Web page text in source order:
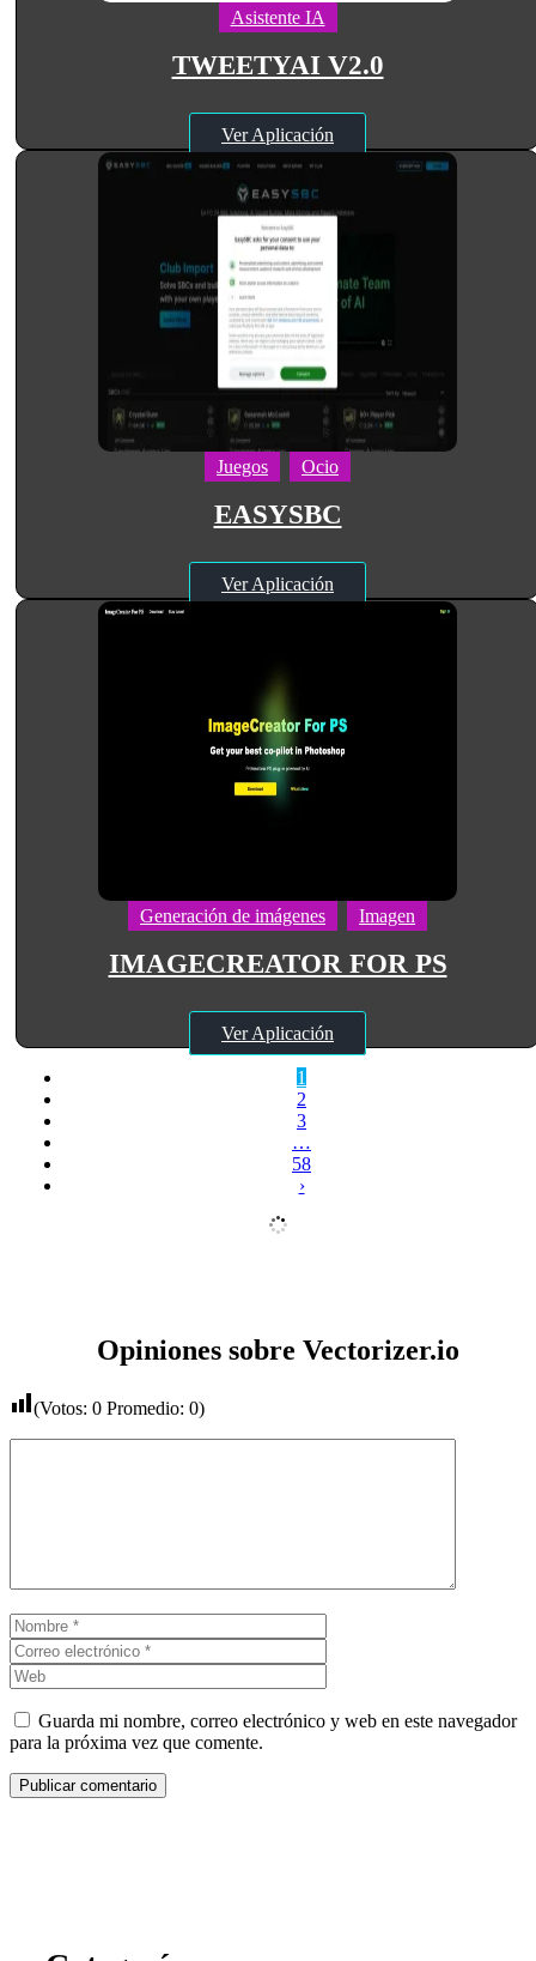
Asistente IA
TWEETYAI V2.0
Ver Aplicación
Juegos Ocio
EASYSBC
Ver Aplicación
Generación de imágenes Imagen
IMAGECREATOR FOR PS
Ver Aplicación
1
2
3
…
58
›
Opiniones sobre Vectorizer.io
(Votos: 0 Promedio: 0)
Nombre
electrónico
Guarda mi nombre, correo electrónico y web en este navegador
para la próxima vez que comente.